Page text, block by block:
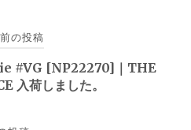
前の投稿
#VG [NP22270]｜THE
入荷しました。